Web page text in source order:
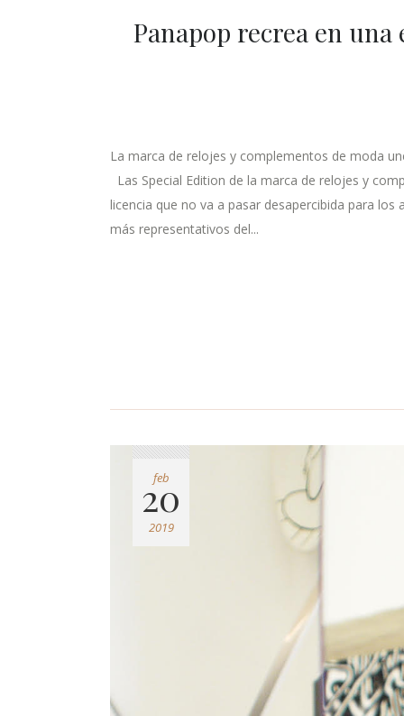
Panapop recrea en
La marca de relojes y complementos de moda
Las Special Edition de la marca de relojes y
licencia que no va a pasar desapercibida para
más representativos del...
feb
20
2019